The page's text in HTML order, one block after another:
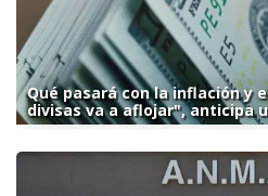
Qué pasará con la inflación y
divisas va a aflojar", anticipa